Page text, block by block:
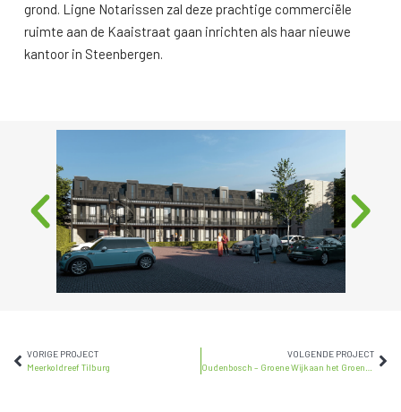
grond. Ligne Notarissen zal deze prachtige commerciële
ruimte aan de Kaaistraat gaan inrichten als haar nieuwe
kantoor in Steenbergen.
VORIGE PROJECT
Meerkoldreef Tilburg
VOLGENDE PROJECT